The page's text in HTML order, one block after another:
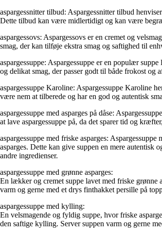
aspargessnitter tilbud: Aspargessnitter tilbud
Dette tilbud kan være midlertidigt og kan være
aspargessovs: Aspargessovs er en cremet og
smag, der kan tilføje ekstra smag og saftighed til
aspargessuppe: Aspargessuppe er en populær
og delikat smag, der passer godt til både frokost og
aspargessuppe Karoline: Aspargessuppe Karoline
være nem at tilberede og har en god og autentisk
aspargessuppe med asparges på dåse:
at lave aspargessuppe på, da det sparer tid og
aspargessuppe med friske asparges:
asparges. Dette kan give suppen en mere autentisk
andre ingredienser.
aspargessuppe med grønne asparges:
En lækker og cremet suppe lavet med friske grønne
varm og gerne med et drys finthakket persille på
aspargessuppe med kylling:
En velsmagende og fyldig suppe, hvor friske
den saftige kylling. Server suppen varm og gerne